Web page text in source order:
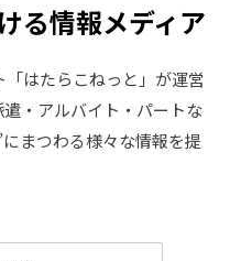
る情報メディア
はたらこねっと」が運営
・アルバイト・パートな
まつわる様々な情報を提